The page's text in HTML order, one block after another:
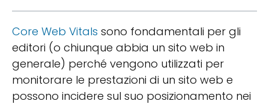
Core Web Vitals sono fondamentali per gli
editori (o chiunque abbia un sito web in
generale) perché vengono utilizzati per
monitorare le prestazioni di un sito web e
possono incidere sul suo posizionamento nei